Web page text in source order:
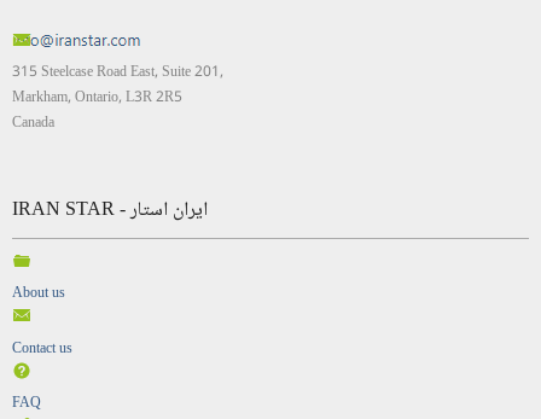
315 Steelcase Road East, Suite 201,
Markham, Ontario, L3R 2R5
Canada
IRAN STAR - ایران استار
About us
Contact us
FAQ